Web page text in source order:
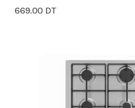
669.00 DT
PANIER